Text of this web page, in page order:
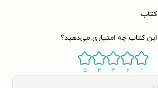
کتاب
این کتاب چه امتیازی می‌دهید؟
۱ ۲ ۳ ۴ ۵